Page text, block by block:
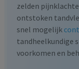
zelden
ontstoken
snel mogelijk
tandheelkundige
voorkomen en